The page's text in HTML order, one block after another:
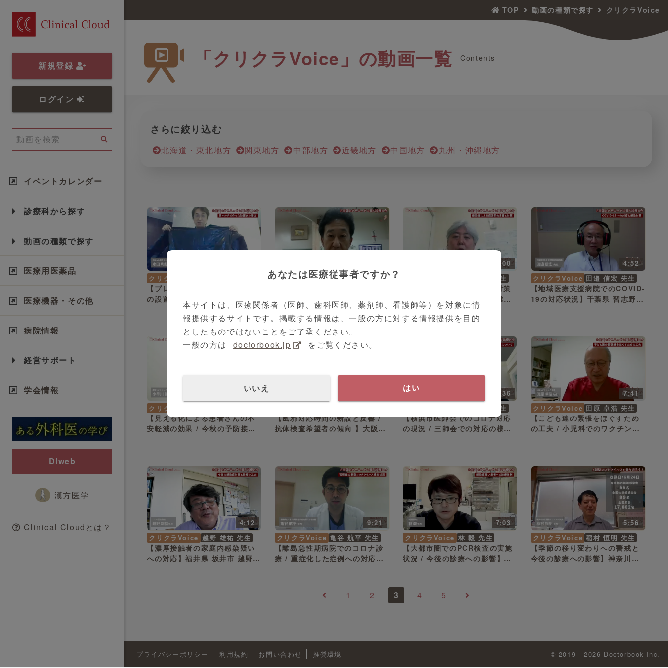
新規登録
ログイン
イベントカレンダー
診療科から探す
動画の種類で探す
医療用医薬品
医療機器・その他
病院情報
経営サポート
学会情報
DIweb
漢方医学
Clinical Cloudとは？
TOP 動画の種類で探す クリクラVoice
「クリクラVoice」の動画一覧 Contents
さらに絞り込む
北海道・東北地方 関東地方 中部地方 近畿地方 中国地方 九州・沖縄地方
クリクラVoice
【プレハブを利用した臨時外来
の設置 / 黒マルチで作成した防
護衣の着脱方法】岐阜県 各務原
市 永田 和弘 先生
クリクラVoice 津村 直幹 先生
アルの作成 / 時間区分診療の実
施】福岡県 久留米市 津村 直幹
先生
8:00
北川 英子 先生
【佐野市医師会での感染症対策
の現況 / 学校・保育園・幼稚
園・こども園への影響 】栃木県
佐野市 北川 英子 先生
4:52
クリクラVoice 田邉 信宏 先生
【地域医療支援病院でのCOVID-
19の対応状況】千葉県 習志野市
7:33
クリクラVoice
【見える化による患者さんの不
安軽減の効果 / 今秋の予防接種
【風邪対応時間の新設と反響 /
抗体検査希望者の傾向 】大阪府
5:36
若栗 直子 先生
【横浜市医師会でのコロナ対応
の現況 / 三師会での対応の様
7:41
クリクラVoice 田原 卓浩 先生
【こども達の緊張をほぐすため
の工夫 / 小児科でのワクチン接
4:12
クリクラVoice 越野 雄祐 先生
【濃厚接触者の家庭内感染疑い
への対応】福井県 坂井市 越野
9:21
クリクラVoice 亀谷 航平 先生
【離島急性期病院でのコロナ診
療 / 重症化した症例への対応状
7:03
クリクラVoice 林 毅 先生
【大都市圏でのPCR検査の実施
状況 / 今後の診療への影響】神
5:56
クリクラVoice 稲村 恒明 先生
【季節の移り変わりへの警戒と
今後の診療への影響】神奈川県
1 2 3 4 5
プライバシーポリシー 利用規約 お問い合わせ 推奨環境 © 2019 - 2026 Doctorbook Inc.
あなたは医療従事者ですか？
本サイトは、医療関係者（医師、歯科医師、薬剤師、看護師等）を対象に情
報提供するサイトです。掲載する情報は、一般の方に対する情報提供を目的
としたものではないことをご了承ください。
一般の方は
doctorbook.jp をご覧ください。
いいえ はい